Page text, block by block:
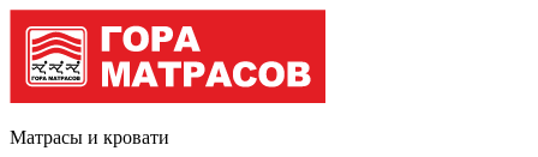
Матрасы и кровати